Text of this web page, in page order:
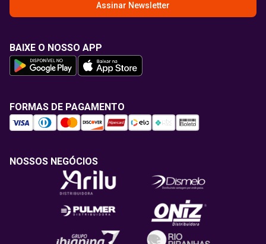
Assinar Newsletter
BAIXE O NOSSO APP
FORMAS DE PAGAMENTO
NOSSOS NEGÓCIOS